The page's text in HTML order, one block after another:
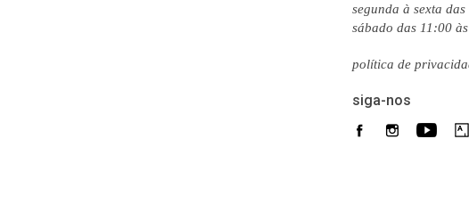
segunda à sexta
sábado das 11:00
política de
siga-nos